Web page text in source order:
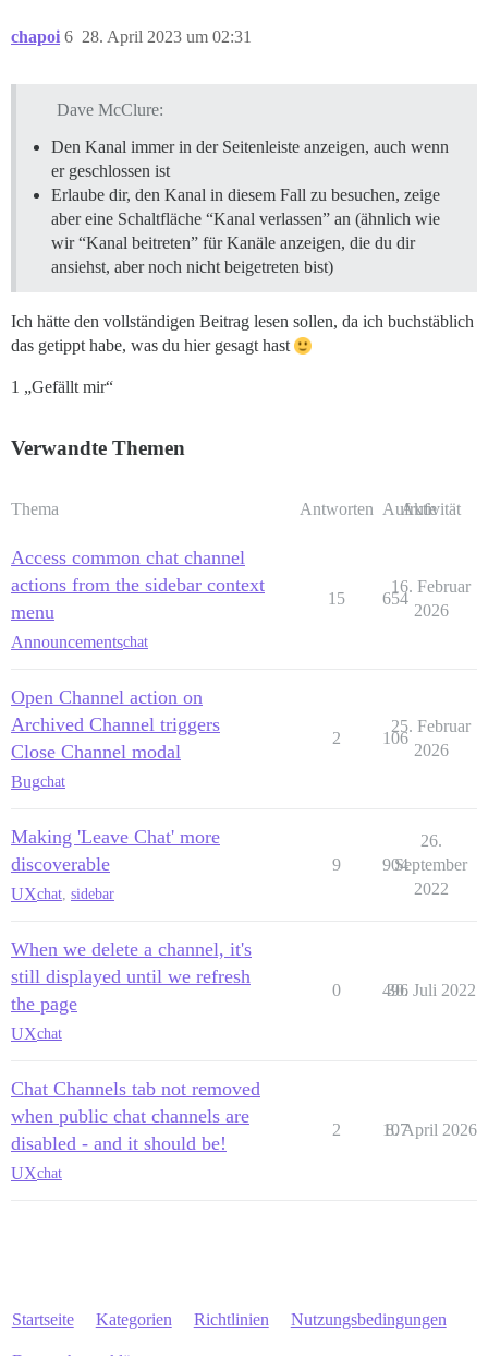
chapoi 28. April 2023 um 02:31
6
Dave McClure:
Den Kanal immer in der Seitenleiste anzeigen, auch wenn
er geschlossen ist
Erlaube dir, den Kanal in diesem Fall zu besuchen, zeige
aber eine Schaltfläche “Kanal verlassen” an (ähnlich wie
wir “Kanal beitreten” für Kanäle anzeigen, die du dir
ansiehst, aber noch nicht beigetreten bist)
Ich hätte den vollständigen Beitrag lesen sollen, da ich buchstäblich
das getippt habe, was du hier gesagt hast
1 „Gefällt mir“
Verwandte Themen
Thema Antworten Aufrufe
Aktivität
Access common chat channel
actions from the sidebar context
menu
Announcementschat
15 654
16. Februar
2026
Open Channel action on
Archived Channel triggers
Close Channel modal
Bugchat
2 106
25. Februar
2026
Making 'Leave Chat' more
discoverable
UXchat, sidebar
9 904
26.
September
2022
When we delete a channel, it's
still displayed until we refresh
the page
UXchat
0 496
30. Juli 2022
Chat Channels tab not removed
when public chat channels are
disabled - and it should be!
UXchat
2 107
8. April 2026
Startseite Kategorien Richtlinien Nutzungsbedingungen